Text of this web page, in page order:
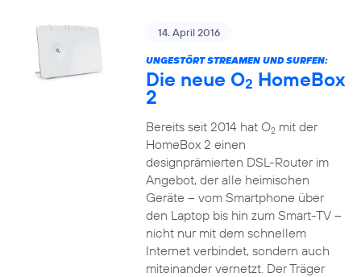
14. April 2016
UNGESTÖRT STREAMEN UND SURFEN:
Die neue O2 HomeBox
2
Bereits seit 2014 hat O2mit der
HomeBox 2 einen
designprämierten DSL-Router im
Angebot, der alle heimischen
Geräte – vom Smartphone über
den Laptop bis hin zum Smart-TV –
nicht nur mit dem schnellem
Internet verbindet, sondern auch
miteinander vernetzt. Der Träger